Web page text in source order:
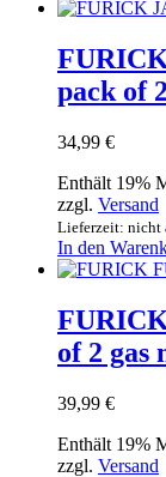
pack of
34,99 €
Enthält 19%
zzgl. Versand
Lieferzeit: nicht
In den
of 2 gas
39,99 €
Enthält 19%
zzgl. Versand